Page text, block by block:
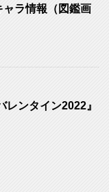
ャラ情報（図鑑画
レンタイン2022』